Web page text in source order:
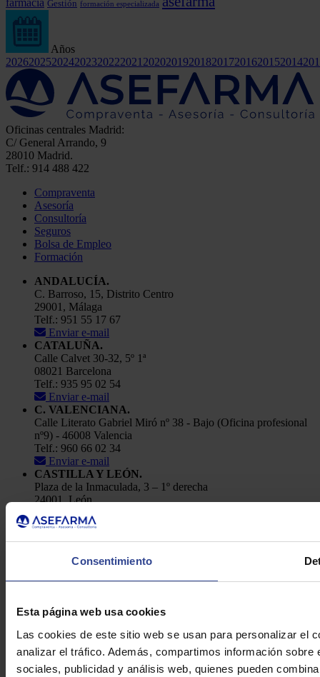
Consentimiento
Esta página web usa cookies
Las cookies de este sitio web se usan para personalizar el
analizar el tráfico. Además, compartimos información
sociales, publicidad y análisis web, quienes pueden
farmacia Gestión formación especializada
Años
202620252024202320222021 2020201920182017201620152014
Oficinas centrales Madrid:
C/ General Arrando, 9
28010 Madrid.
Telf.: 914 488 422
Compraventa
Asesoría
Consultoría
Seguros
Bolsa de Empleo
Formación
ANDALUCÍA.
C. Barroso, 15, Distrito Centro
29001, Málaga
Telf.: 951 55 17 67
Enviar e-mail
CATALUÑA.
Calle Calvet 30-32, 5º 1ª
08021 Barcelona
Telf.: 935 95 02 54
Enviar e-mail
C. VALENCIANA.
Calle Literato Gabriel Miró nº 38 - Bajo (Oficina profesional
nº9) - 46008 Valencia
Telf.: 960 66 02 34
Enviar e-mail
CASTILLA Y LEÓN.
Plaza de la Inmaculada, 3 – 1º derecha
24001, León
Enviar e-mail
Aviso Legal